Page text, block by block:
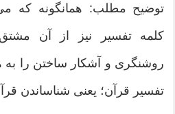
توضیح مطلب: همانگونه که
کلمه تفسیر نیز از آن
روشنگری و آشکار ساختن را به
تفسیر قرآن؛ یعنی شناساندن